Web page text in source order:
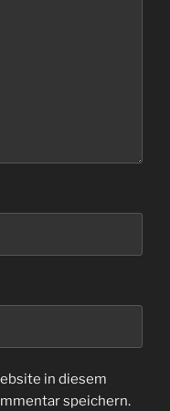
in diesem
speichern.